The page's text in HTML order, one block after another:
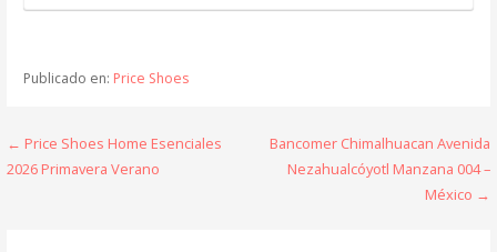
Publicado en: Price Shoes
Navegación
← Price Shoes Home Esenciales
2026 Primavera Verano
Bancomer Chimalhuacan Avenida
Nezahualcóyotl Manzana 004 –
México →